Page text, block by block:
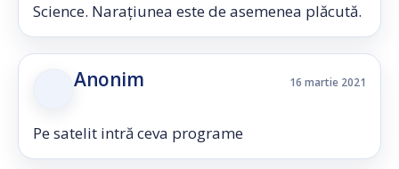
Science. Narațiunea este de asemenea plăcută.
Anonim 16 martie 2021
Pe satelit intră ceva programe